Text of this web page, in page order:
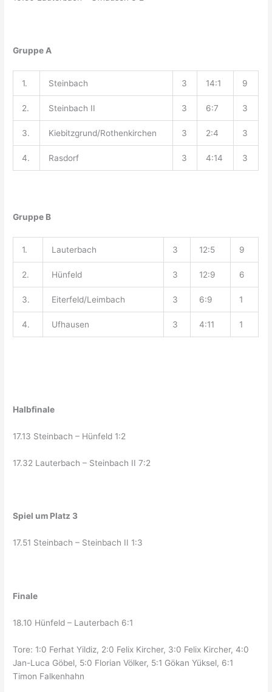
Gruppe A
1. Steinbach 3 14:1 9
2. Steinbach II 3 6:7 3
3. Kiebitzgrund/Rothenkirchen 3 2:4 3
4. Rasdorf 3 4:14 3
Gruppe B
1. Lauterbach 3 12:5 9
2. Hünfeld 3 12:9 6
3. Eiterfeld/Leimbach 3 6:9 1
4. Ufhausen 3 4:11 1
Halbfinale
17.13 Steinbach – Hünfeld 1:2
17.32 Lauterbach – Steinbach II 7:2
Spiel um Platz 3
17.51 Steinbach – Steinbach II 1:3
Finale
18.10 Hünfeld – Lauterbach 6:1
Tore: 1:0 Ferhat Yildiz, 2:0 Felix Kircher, 3:0 Felix Kircher, 4:0
Jan-Luca Göbel, 5:0 Florian Völker, 5:1 Gökan Yüksel, 6:1
Timon Falkenhahn